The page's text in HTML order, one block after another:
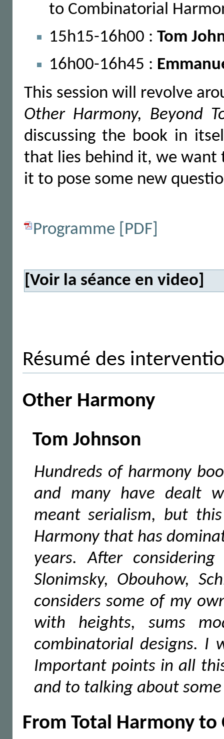
to Combinatorial
15h15-16h00 : Tom
16h00-16h45 :
This session will revolve
Other Harmony, Beyond
discussing the book in
that lies behind it, we want
it to pose some new
Programme [PDF]
[Voir la séance en video]
Résumé des
Other Harmony
Tom Johnson
Hundreds of harmony
and many have dealt
meant serialism, but
Harmony that has
years. After
Slonimsky, Obouhow,
considers some of my
with heights, sums
combinatorial designs. I
Important points in all
and to talking about
From Total Harmony